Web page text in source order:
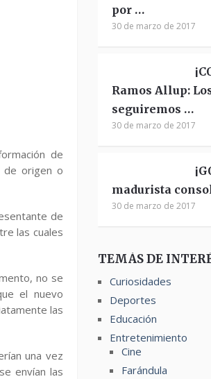
de
de origen o
de
las cuales
no se
el nuevo
las
una vez
envían las
por …
30 de marzo de 2017
Ramos Allup:
seguiremos …
30 de marzo de 2017
madurista
30 de marzo de 2017
TEMÁS DE
Curiosidades
Deportes
Educación
Entretenimiento
Cine
Farándula